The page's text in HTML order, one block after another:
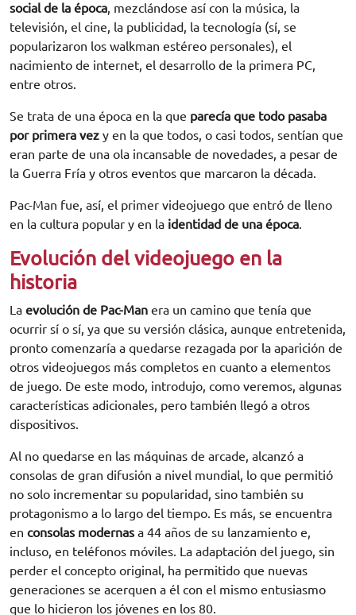
social de la época, mezclándose así con la música, la
televisión, el cine, la publicidad, la tecnología (sí, se
popularizaron los walkman estéreo personales), el
nacimiento de internet, el desarrollo de la primera PC,
entre otros.
Se trata de una época en la que parecía que todo pasaba
por primera vez y en la que todos, o casi todos, sentían que
eran parte de una ola incansable de novedades, a pesar de
la Guerra Fría y otros eventos que marcaron la década.
Pac-Man fue, así, el primer videojuego que entró de lleno
en la cultura popular y en la identidad de una época.
Evolución del videojuego en la
historia
La evolución de Pac-Man era un camino que tenía que
ocurrir sí o sí, ya que su versión clásica, aunque entretenida,
pronto comenzaría a quedarse rezagada por la aparición de
otros videojuegos más completos en cuanto a elementos
de juego. De este modo, introdujo, como veremos, algunas
características adicionales, pero también llegó a otros
dispositivos.
Al no quedarse en las máquinas de arcade, alcanzó a
consolas de gran difusión a nivel mundial, lo que permitió
no solo incrementar su popularidad, sino también su
protagonismo a lo largo del tiempo. Es más, se encuentra
en consolas modernas a 44 años de su lanzamiento e,
incluso, en teléfonos móviles. La adaptación del juego, sin
perder el concepto original, ha permitido que nuevas
generaciones se acerquen a él con el mismo entusiasmo
que lo hicieron los jóvenes en los 80.